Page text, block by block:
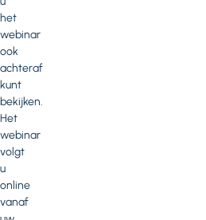
het
webinar
ook
achteraf
kunt
bekijken.
Het
webinar
volgt
u
online
vanaf